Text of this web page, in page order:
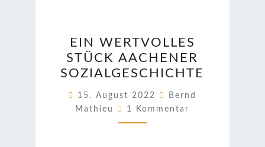
WERTVOLLES
STÜCK
AACHENER
SOZIALGESCHICHTE
EIN WERTVOLLES
STÜCK AACHENER
SOZIALGESCHICHTE
15. August 2022
Bernd
Mathieu
Kommentare
1 Kommentar